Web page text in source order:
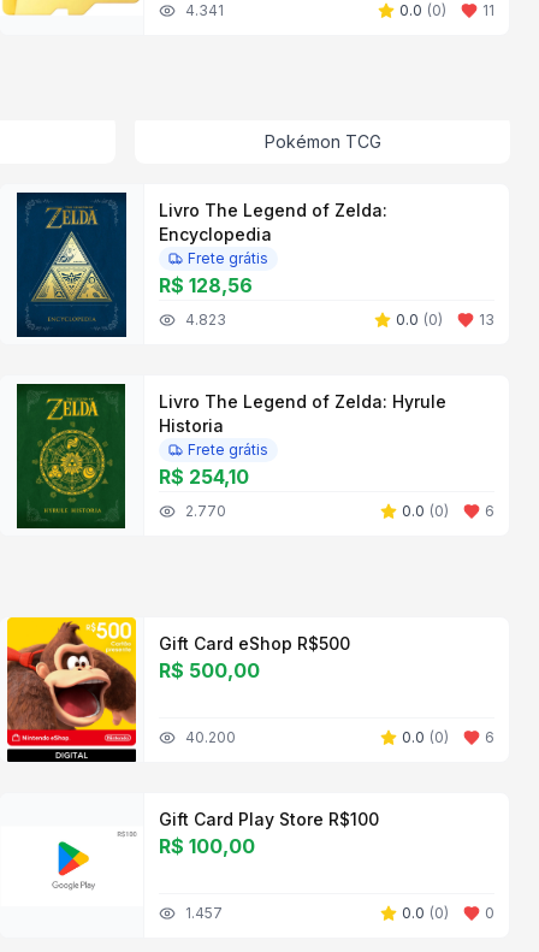
4.341 0.0 (0) 11
Pokémon TCG
Livro The Legend of Zelda:
Encyclopedia
Frete grátis
R$ 128,56
4.823 0.0 (0) 13
Livro The Legend of Zelda: Hyrule
Historia
Frete grátis
R$ 254,10
2.770 0.0 (0) 6
Gift Card eShop R$500
R$ 500,00
40.200 0.0 (0) 6
Gift Card Play Store R$100
R$ 100,00
1.457 0.0 (0) 0